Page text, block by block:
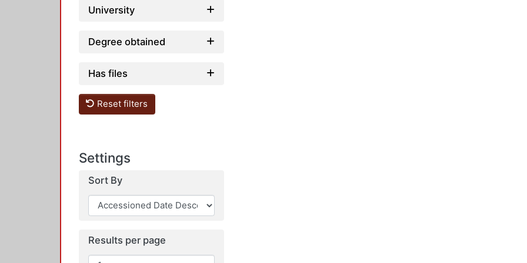
University
Degree obtained
Has files
Reset filters
Settings
Sort By
Results per page